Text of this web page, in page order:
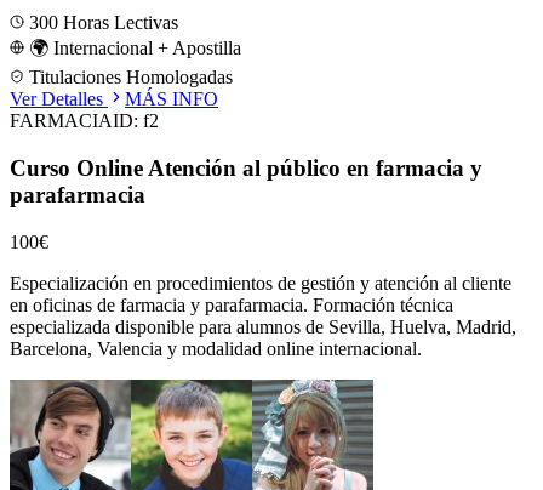
300 Horas Lectivas
🌍 Internacional + Apostilla
Titulaciones Homologadas
Ver Detalles
MÁS INFO
FARMACIAID: f2
Curso Online Atención al público en farmacia y
parafarmacia
100€
Especialización en procedimientos de gestión y atención al cliente
en oficinas de farmacia y parafarmacia. Formación técnica
especializada disponible para alumnos de Sevilla, Huelva, Madrid,
Barcelona, Valencia y modalidad online internacional.